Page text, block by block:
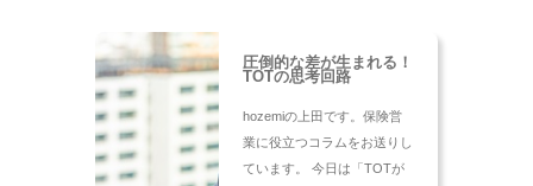
圧倒的な差が生まれる！
TOTの思考回路
hozemiの上田です。保険営
業に役立つコラムをお送りし
ています。 今日は「TOTが